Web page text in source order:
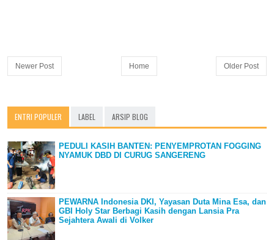
Newer Post Older Post
Home
ENTRI POPULER LABEL ARSIP BLOG
PEDULI KASIH BANTEN: PENYEMPROTAN FOGGING
NYAMUK DBD DI CURUG SANGERENG
PEWARNA Indonesia DKI, Yayasan Duta Mina Esa, dan
GBI Holy Star Berbagi Kasih dengan Lansia Pra
Sejahtera Awali di Volker